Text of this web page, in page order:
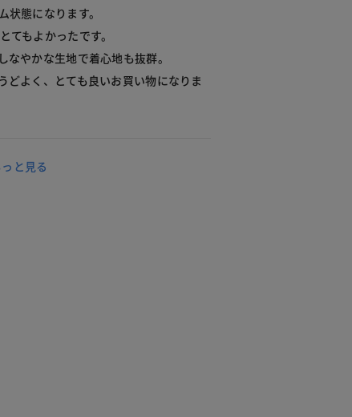
態になります。
もよかったです。
やかな生地で着心地も抜群。
どよく、とても良いお買い物になりま
と見る